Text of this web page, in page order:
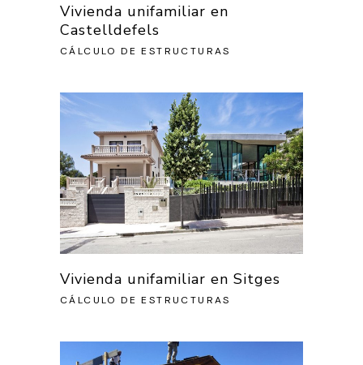
Vivienda unifamiliar en
Castelldefels
CÁLCULO DE ESTRUCTURAS
Vivienda unifamiliar en Sitges
CÁLCULO DE ESTRUCTURAS